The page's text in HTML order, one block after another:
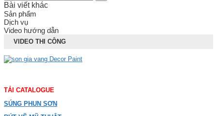
Bài viết khác
Sản phẩm
Dịch vụ
Video hướng dẫn
VIDEO THI CÔNG
TẢI CATALOGUE
SÚNG PHUN SƠN